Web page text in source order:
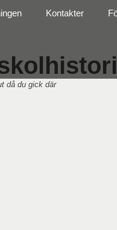
då du gick där
Kontakter